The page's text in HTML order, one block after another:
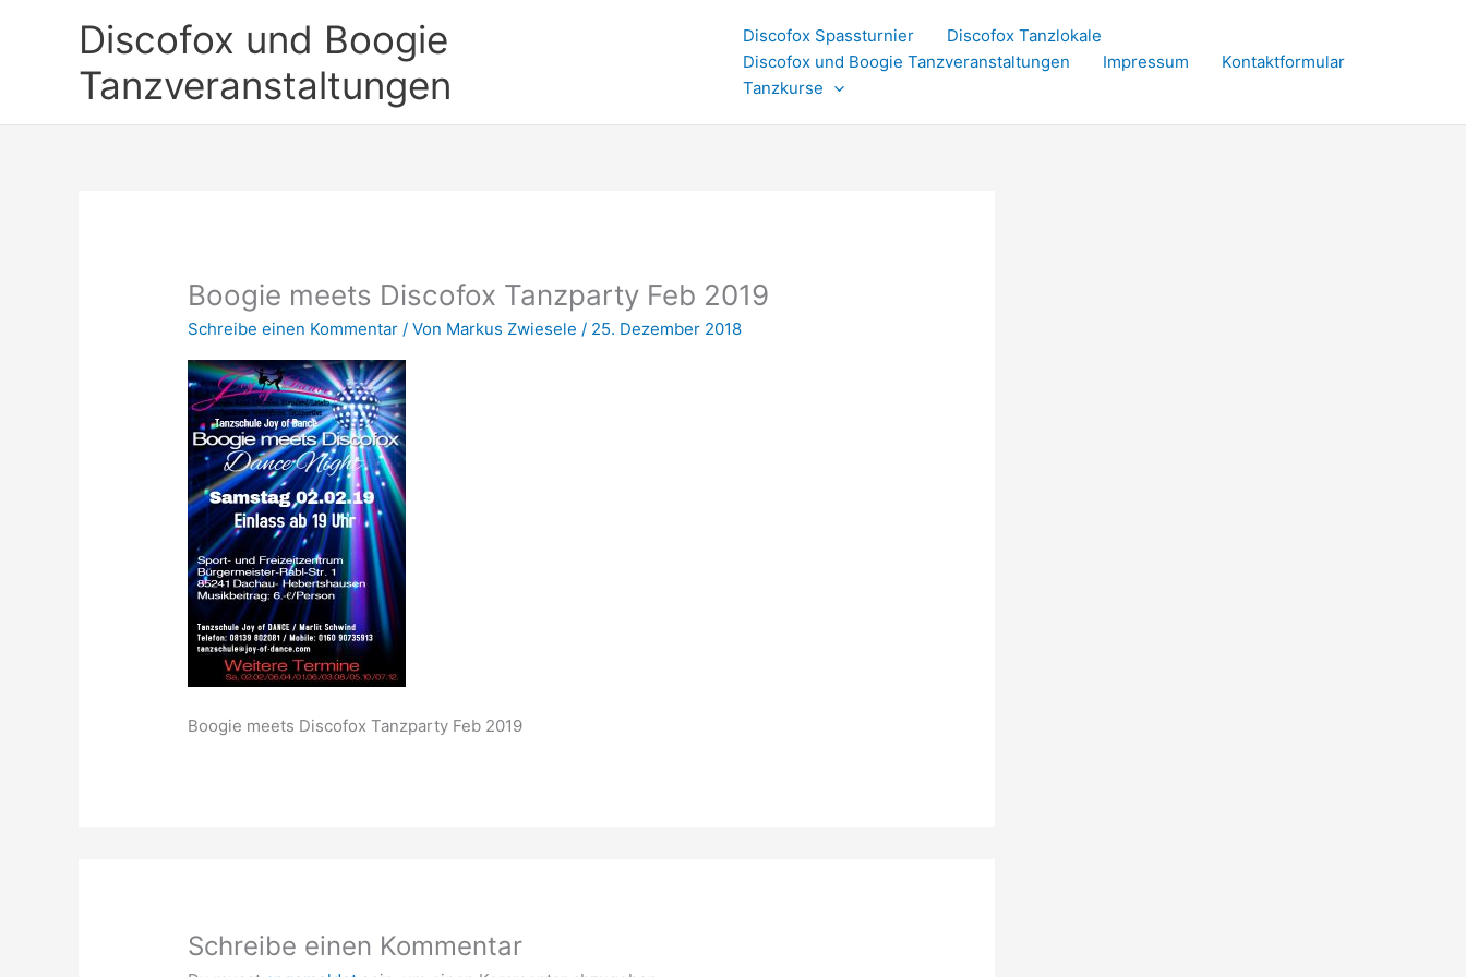
Discofox und Boogie
Tanzveranstaltungen
Discofox Spassturnier
Discofox Tanzlokale
Discofox und Boogie Tanzveranstaltungen
Impressum
Kontaktformular
Tanzkurse
Boogie meets Discofox Tanzparty Feb 2019
Schreibe einen Kommentar / Von Markus Zwiesele/ 25. Dezember 2018
Boogie meets Discofox Tanzparty Feb 2019
Schreibe einen Kommentar